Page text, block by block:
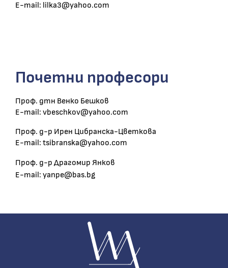
E-mail: lilka3@yahoo.com
Почетни професори
Проф. дтн Венко Бешков
E-mail: vbeschkov@yahoo.com
Проф. д-р Ирен Цибранска-Цветкова
E-mail: tsibranska@yahoo.com
Проф. д-р Драгомир Янков
E-mail: yanpe@bas.bg